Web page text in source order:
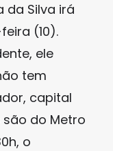
da Silva irá
(10).
ele
tem
capital
do Metro
o